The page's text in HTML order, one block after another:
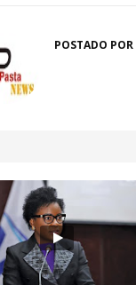
POSTADO POR